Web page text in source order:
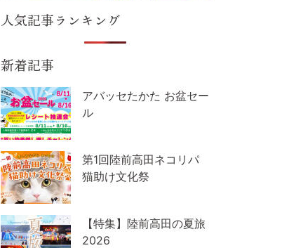
人気記事ランキング
新着記事
アバッセたかた お盆セー
ル
第1回陸前高田ネコリパ
猫助け文化祭
【特集】陸前高田の夏旅
2026